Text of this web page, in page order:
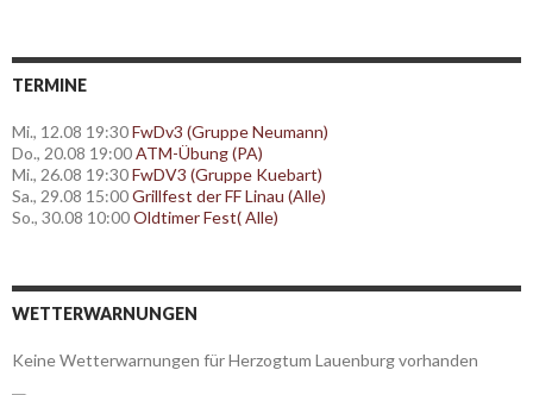
TERMINE
Mi., 12.08 19:30FwDv3 (Gruppe Neumann)
Do., 20.08 19:00ATM-Übung (PA)
Mi., 26.08 19:30FwDV3 (Gruppe Kuebart)
Sa., 29.08 15:00Grillfest der FF Linau (Alle)
So., 30.08 10:00Oldtimer Fest( Alle)
WETTERWARNUNGEN
Keine Wetterwarnungen für Herzogtum Lauenburg vorhanden